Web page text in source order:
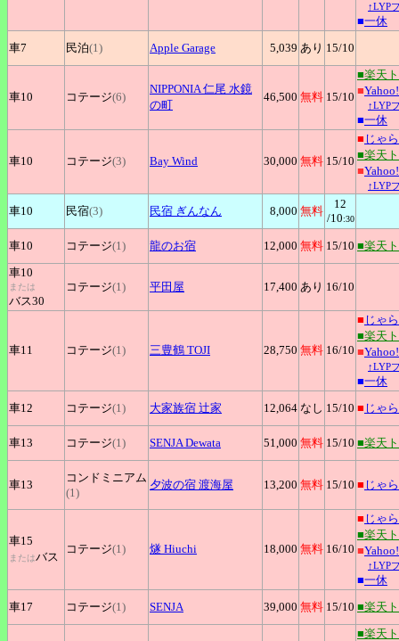
↑LYP
■一休
車7
民泊(1) Apple Garage 5,039 あり 15/10
車10 コテージ(6)
NIPPONIA仁尾 水鏡
の町
46,500 無料 15/10
■楽天
■
↑LYP
■一休
車10 コテージ(3) Bay Wind 30,000 無料 15/10
■ じゃ
■楽天
■
↑LYP
車10 民宿(3) 民宿 ぎんなん 8,000 無料
12
/10:30
車10 コテージ(1) 龍のお宿 12,000 無料 15/10 ■楽天
車10
または
バス30
コテージ(1) 平田屋 17,400 あり 16/10
車11 コテージ(1) 三豊鶴 TOJI 28,750 無料 16/10
■ じゃ
■楽天
■
↑LYP
■一休
車12
コテージ(1) 大家族宿 辻家 12,064 なし 15/10 ■ じゃ
車13 コテージ(1) SENJADewata 51,000 無料 15/10 ■楽天
車13
コンドミニアム
(1)
夕波の宿 渡海屋 13,200 無料 15/10 ■ じゃ
車15
またはバス
コテージ(1) 燧 Hiuchi 18,000 無料 16/10
■ じゃ
■楽天
■
↑LYP
■一休
車17
コテージ(1) SENJA 39,000 無料 15/10 ■楽天
■楽天